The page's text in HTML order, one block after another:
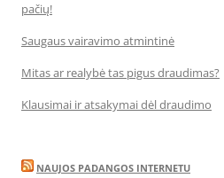
pačių!
Saugaus vairavimo atmintinė
Mitas ar realybė tas pigus draudimas?
Klausimai ir atsakymai dėl draudimo
NAUJOS PADANGOS INTERNETU